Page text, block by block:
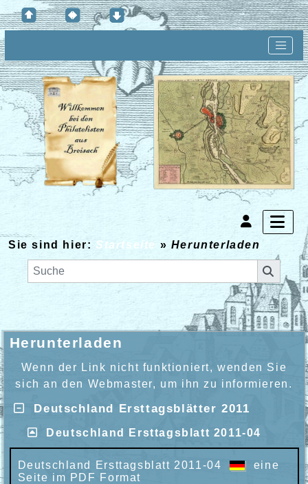
Sie sind hier: Startseite » Herunterladen
Herunterladen
Wenn der Link nicht funktioniert, wenden Sie
sich an den Webmaster, um ihn zu informieren.
Deutschland Ersttagsblätter 2011
Deutschland Ersttagsblatt 2011-04
Deutschland Ersttagsblatt 2011-04
eine
Seite im PDF Format